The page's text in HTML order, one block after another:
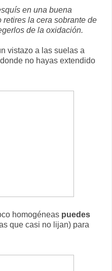
en una buena
la cera sobrante de
de la oxidación.
vistazo a las suelas a
no hayas extendido
homogéneas puedes
que casi no lijan) para